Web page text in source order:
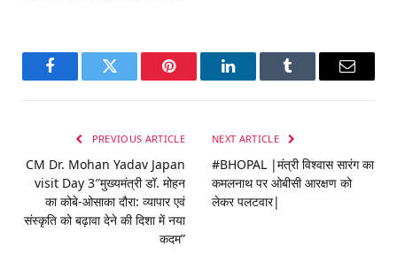
FacebookTwitter Pinterest LinkedInTumblr Email
PREVIOUS ARTICLE
CM Dr. Mohan Yadav Japan
visit Day 3″मुख्यमंत्री डॉ. मोहन
का कोबे-ओसाका दौरा: व्यापार एवं
संस्कृति को बढ़ावा देने की दिशा में नया
कदम”
NEXT ARTICLE
#BHOPAL |मंत्री विश्वास सारंग का
कमलनाथ पर ओबीसी आरक्षण को
लेकर पलटवार|